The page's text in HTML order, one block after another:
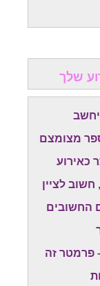
שלך
מצומצם
כאירוע
לציין
החשובים
פרמטר זה